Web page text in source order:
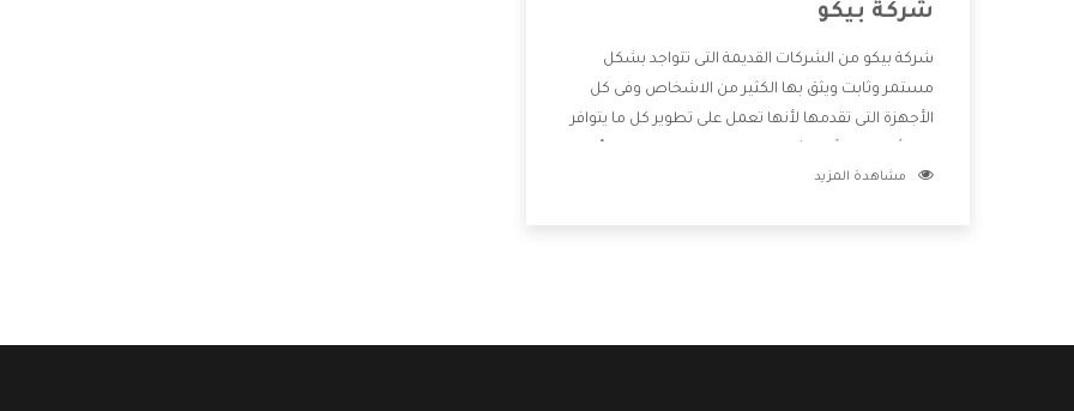
شركة بيكو
شركة بيكو من الشركات القديمة التى تتواجد بشكل
مستمر وثابت ويثق بها الكثير من الاشخاص وفى كل
الأجهزة التى تقدمها لأنها تعمل على تطوير كل ما يتوافر
خدمات ما بعد البيع مع المنتجات وتقدم للعملاء أقوى
مشاهدة المزيد